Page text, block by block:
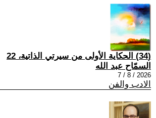
(34) الحكاية الأولى من سيرتي الذاتية، 22
السمّاح عبد الله
2026 / 8 / 7
الادب والفن